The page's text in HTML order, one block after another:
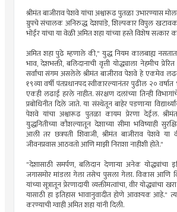
श्रीमंत बाजीराव पेशवे यांचा अश्वारूढ पुतळा उभारण्यास
ग्रुपचे संचालक अनिरुद्ध देशपांडे, शिल्पकार विपुल
भोईर यांचा या वेळी अमित शहा यांच्या हस्ते विशेष सत्कार
अमित शहा पुढे म्हणाले की," युद्ध नियम कालबाह्य नसतात.
भाव, देशभक्ती, बलिदानाची वृत्ती योद्ध्याला नेहमीच
सर्वांचा संगम असलेले श्रीमंत बाजीराव पेशवे हे एकमेव
१९व्या वर्षी पंतप्रधानपद स्वीकारल्यानंतर पुढील २०
एकही लढाई हरले नाहीत. संरक्षण दलांच्या तिन्ही विभागांचे
प्रबोधिनीत दिले जाते. या संस्थेतून बाहेर पडणाऱ्या
पेशवे यांचा अश्वारूढ पुतळा कायम प्रेरणा देईल.
युद्धनितीच्या कौशल्यातून देशाच्या सीमा भविष्याही
आली तर छत्रपती शिवाजी, श्रीमंत बाजीराव पेशवे या
जीवनप्रवास आठवतो आणि माझी निराशा नाहीशी होते."
"देशासाठी समर्पण, बलिदान देणाऱ्या अनेक योद्ध्यांचा
जगासमोर मांडला गेला तसेच पुसला गेला. विकास आणि
यांच्या सूत्रातून प्रेरणादायी व्यक्तीमत्वांचा, वीर योद्ध्यांचा
यासाठी हा इतिहास भावानुवादीत होणे आवश्यक आहे."
करण्याची ग्वाही अमित शहा यांनी दिली.